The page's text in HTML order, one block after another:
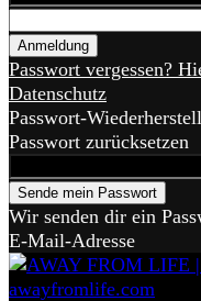
Passwort vergessen?
Datenschutz
Passwort-
Passwort zurücksetzen
Wir senden dir ein
E-Mail-Adresse